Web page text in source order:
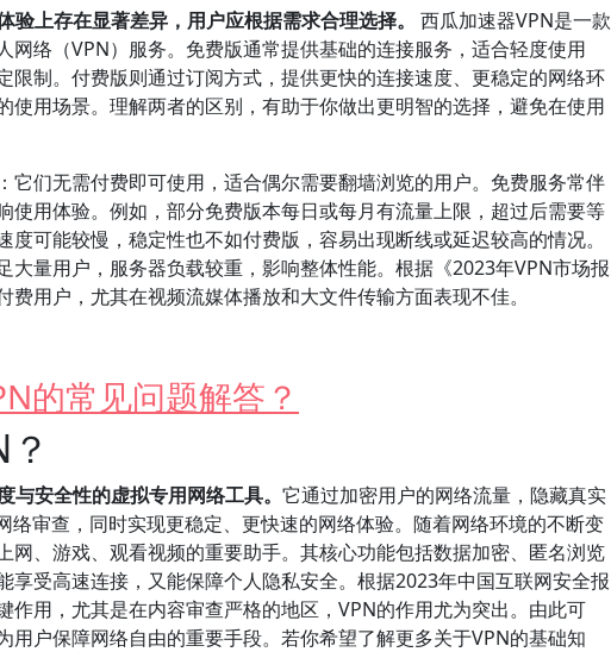
上存在显著差异，用户应根据需求合理选择。
西瓜加速器VPN是一款
络（VPN）服务。免费版通常提供基础的连接服务，适合轻度使用
限制。付费版则通过订阅方式，提供更快的连接速度、更稳定的网络环
使用场景。理解两者的区别，有助于你做出更明智的选择，避免在使用
它们无需付费即可使用，适合偶尔需要翻墙浏览的用户。免费服务常伴
使用体验。例如，部分免费版本每日或每月有流量上限，超过后需要等
可能较慢，稳定性也不如付费版，容易出现断线或延迟较高的情况。
大量用户，服务器负载较重，影响整体性能。根据《2023年VPN市场报
用户，尤其在视频流媒体播放和大文件传输方面表现不佳。
的常见问题解答？
安全性的虚拟专用网络工具。 它通过加密用户的网络流量，隐藏真实
审查，同时实现更稳定、更快速的网络体验。随着网络环境的不断变
网、游戏、观看视频的重要助手。其核心功能包括数据加密、匿名浏览
享受高速连接，又能保障个人隐私安全。根据2023年中国互联网安全报
作用，尤其是在内容审查严格的地区，VPN的作用尤为突出。由此可
用户保障网络自由的重要手段。若你希望了解更多关于VPN的基础知